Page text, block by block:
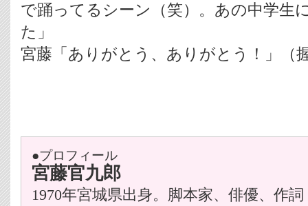
で踊ってるシーン（笑）。あの中学生
た」
宮藤「ありがとう、ありがとう！」（
●プロフィール
宮藤官九郎
1970年宮城県出身。脚本家、俳優、作